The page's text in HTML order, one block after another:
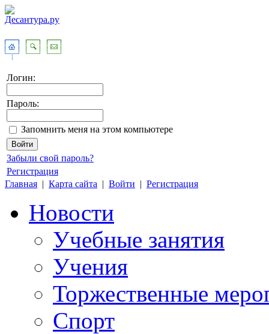
Логин:
Пароль:
Запомнить меня на этом компьютере
Забыли свой пароль?
Регистрация
Главная | Карта сайта | Войти | Регистрация
Новости
Учебные занятия
Учения
Торжественные
Спорт